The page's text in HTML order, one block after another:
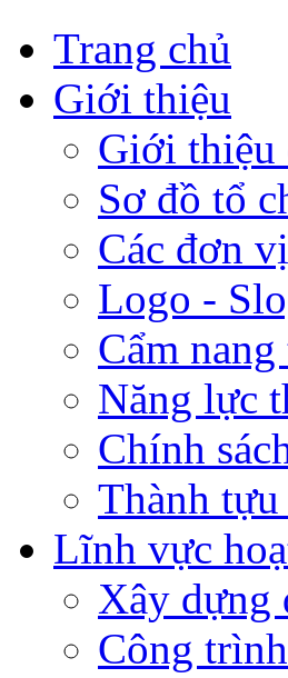
Trang chủ
Giới thiệu
Giới thiệu
Sơ đồ tổ
Các đơn
Logo -
Cẩm
Năng lực
Chính
Thành
Lĩnh vực
Xây dựng
Công